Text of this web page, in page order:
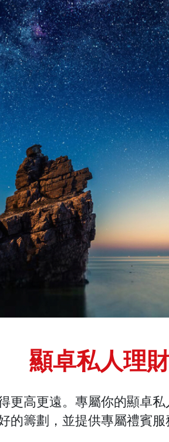
顯卓私人理
更高更遠。專屬你的顯卓
的籌劃，並提供專屬禮賓服